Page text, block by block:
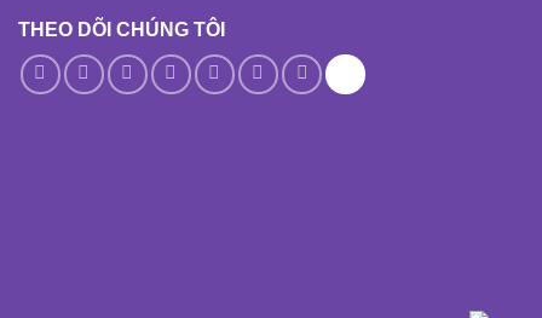
THEO DÕI CHÚNG TÔI